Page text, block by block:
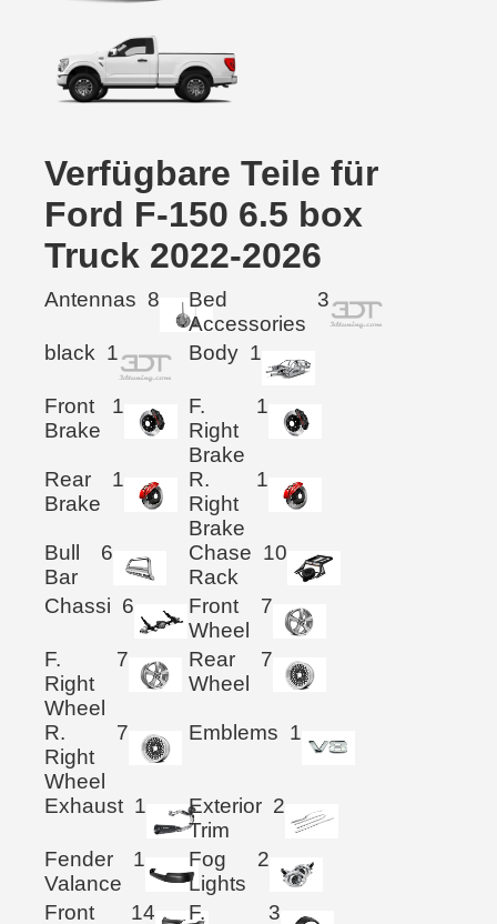
Verfügbare Teile für
Ford F-150 6.5 box
Truck 2022-2026
Antennas 8
Bed
Accessories
3
black 1 Body 1
Front
Brake
1
F.
Right
Brake
1
Rear
Brake
1
R.
Right
Brake
1
Bull
Bar
6
Chase
Rack
10
Chassi 6
Front
Wheel
7
F.
Right
Wheel
7
Rear
Wheel
7
R.
Right
Wheel
7 Emblems 1
Exhaust 1
Exterior
Trim
2
Fender
Valance
1
Fog
Lights
2
Front
14
F.
3